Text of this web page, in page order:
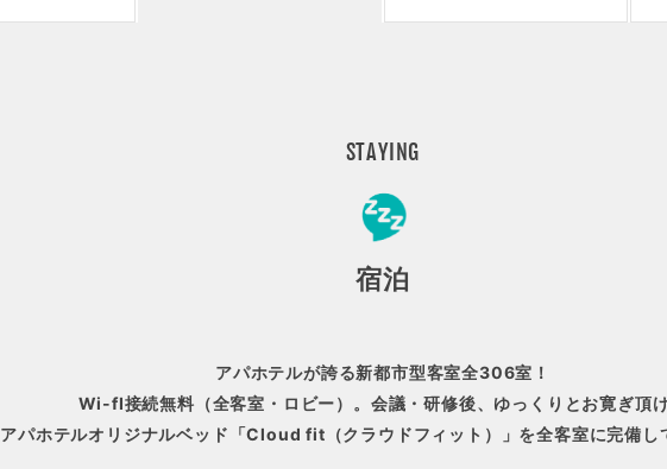
STAYING
宿泊
アパホテルが誇る新都市型客室全306室！
Wi-fI接続無料（全客室・ロビー）。会議・研修後、ゆっくりとお寛ぎ頂
アパホテルオリジナルベッド「Cloud fit（クラウドフィット）」を全客室に完備し